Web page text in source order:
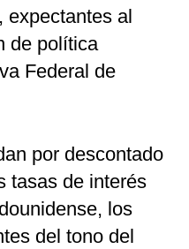
expectantes al
de política
Federal de
por descontado
tasas de interés
los
del tono del